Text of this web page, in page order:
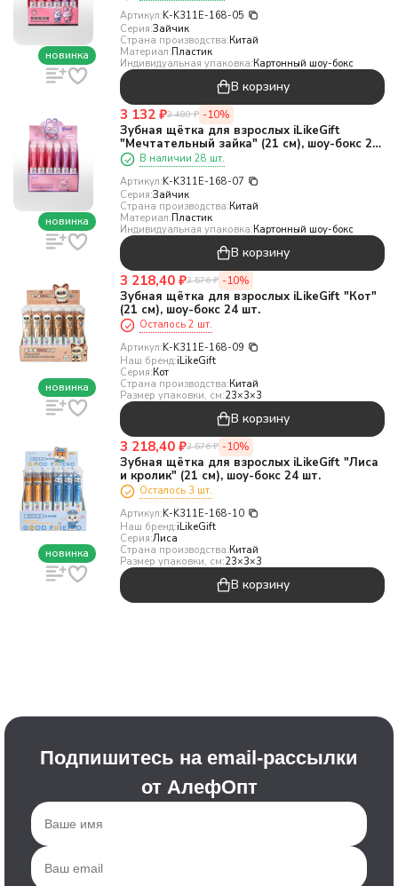
новинка
Артикул:K-K311E-168-05
Серия:Зайчик
Страна производства:Китай
Материал:Пластик
Индивидуальная упаковка:Картонный шоу-бокс
В корзину
новинка
3 132 ₽3 480 ₽ -10%
Зубная щётка для взрослых iLikeGift
"Мечтательный зайка" (21 см), шоу-бокс 24
шт. В наличии 28 шт.
Артикул:K-K311E-168-07
Серия:Зайчик
Страна производства:Китай
Материал:Пластик
Индивидуальная упаковка:Картонный шоу-бокс
В корзину
новинка
3 218,40 ₽3 576 ₽ -10%
Зубная щётка для взрослых iLikeGift "Кот"
(21 см), шоу-бокс 24 шт.
Осталось 2 шт.
Артикул:K-K311E-168-09
Наш бренд:iLikeGift
Серия:Кот
Страна производства:Китай
Размер упаковки, см:23×3×3
В корзину
новинка
3 218,40 ₽3 576 ₽ -10%
Зубная щётка для взрослых iLikeGift "Лиса
и кролик" (21 см), шоу-бокс 24 шт.
Осталось 3 шт.
Артикул:K-K311E-168-10
Наш бренд:iLikeGift
Серия:Лиса
Страна производства:Китай
Размер упаковки, см:23×3×3
В корзину
Подпишитесь на email-рассылки
от АлефОпт